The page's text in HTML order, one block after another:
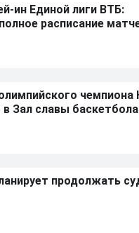
ин Единой лиги ВТБ:
расписание
чемпиона
Зал славы баскетбола
продолжать